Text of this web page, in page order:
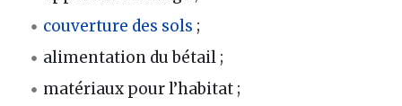
couverture des sols ;
alimentation du bétail ;
matériaux pour l’habitat ;